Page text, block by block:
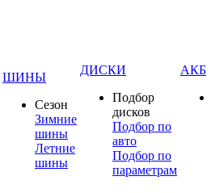
ШИНЫ
Сезон
Зимние
шины
Летние
шины
ДИСКИ
Подбор
дисков
Подбор по
авто
Подбор по
параметрам
АКБ